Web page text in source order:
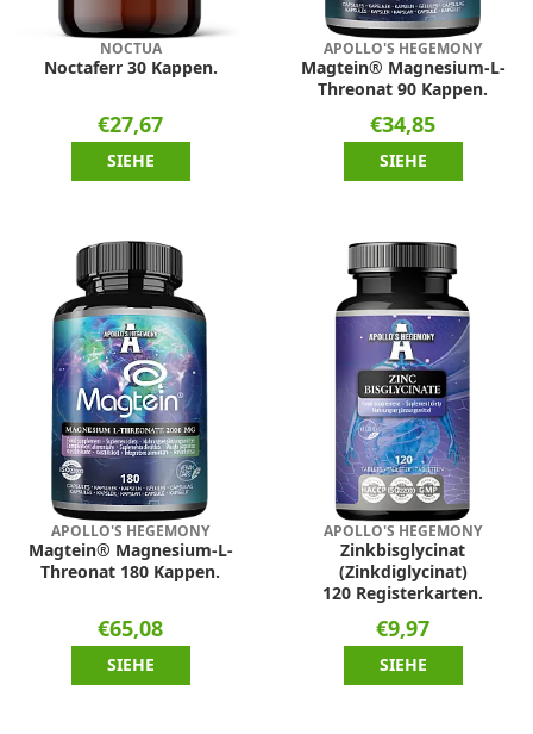
NOCTUA
Noctaferr 30 Kappen.
€27,67
SIEHE
APOLLO'S HEGEMONY
Magtein® Magnesium-L-
Threonat 90 Kappen.
€34,85
SIEHE
APOLLO'S HEGEMONY
Magtein® Magnesium-L-
Threonat 180 Kappen.
€65,08
SIEHE
APOLLO'S HEGEMONY
Zinkbisglycinat
(Zinkdiglycinat)
120 Registerkarten.
€9,97
SIEHE